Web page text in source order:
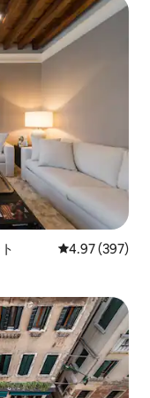
レビュー397
4.97 (397)